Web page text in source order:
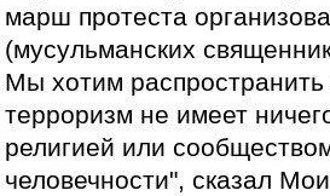
марш протеста
(мусульманских
Мы хотим
терроризм не имеет
религией или
человечности", сказал